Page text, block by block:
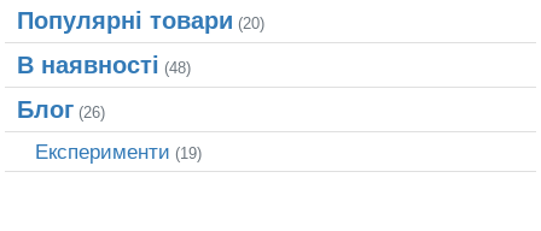
Популярні товари (20)
В наявності (48)
Блог (26)
Експерименти (19)